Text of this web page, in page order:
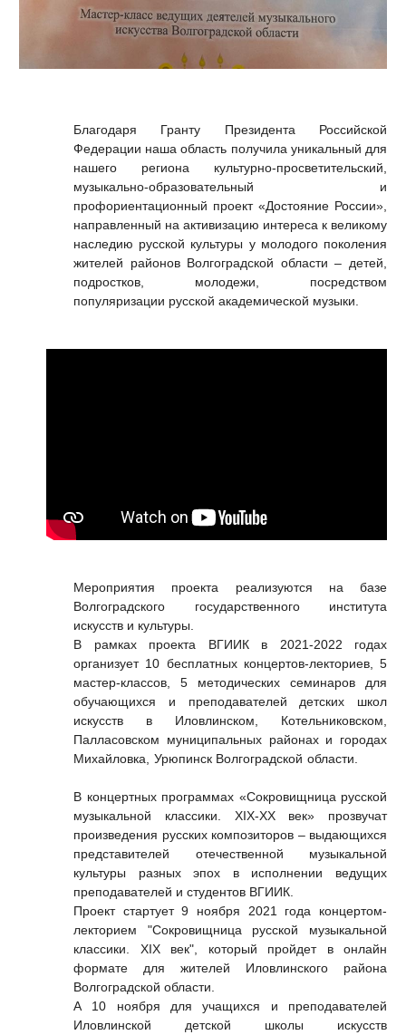
Благодаря Гранту Президента Российской
Федерации наша область получила уникальный для
нашего региона культурно-просветительский,
музыкально-образовательный и
профориентационный проект «Достояние России»,
направленный на активизацию интереса к великому
наследию русской культуры у молодого поколения
жителей районов Волгоградской области – детей,
подростков, молодежи, посредством
популяризации русской академической музыки.
Мероприятия проекта реализуются на базе
Волгоградского государственного института
искусств и культуры.
В рамках проекта ВГИИК в 2021-2022 годах
организует 10 бесплатных концертов-лекториев, 5
мастер-классов, 5 методических семинаров для
обучающихся и преподавателей детских школ
искусств в Иловлинском, Котельниковском,
Палласовском муниципальных районах и городах
Михайловка, Урюпинск Волгоградской области.
В концертных программах «Сокровищница русской
музыкальной классики. XIX-XX век» прозвучат
произведения русских композиторов – выдающихся
представителей отечественной музыкальной
культуры разных эпох в исполнении ведущих
преподавателей и студентов ВГИИК.
Проект стартует 9 ноября 2021 года концертом-
лекторием "Сокровищница русской музыкальной
классики. XIX век", который пройдет в онлайн
формате для жителей Иловлинского района
Волгоградской области.
А 10 ноября для учащихся и преподавателей
Иловлинской детской школы искусств